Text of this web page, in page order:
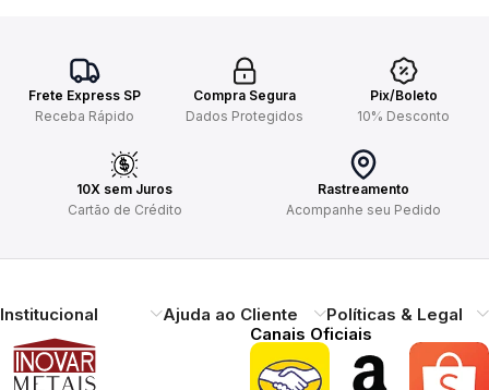
Frete Express SP
Receba Rápido
Compra Segura
Dados Protegidos
Pix/Boleto
10% Desconto
10X sem Juros
Cartão de Crédito
Rastreamento
Acompanhe seu Pedido
Institucional Ajuda ao Cliente Políticas & Legal
Canais Oficiais